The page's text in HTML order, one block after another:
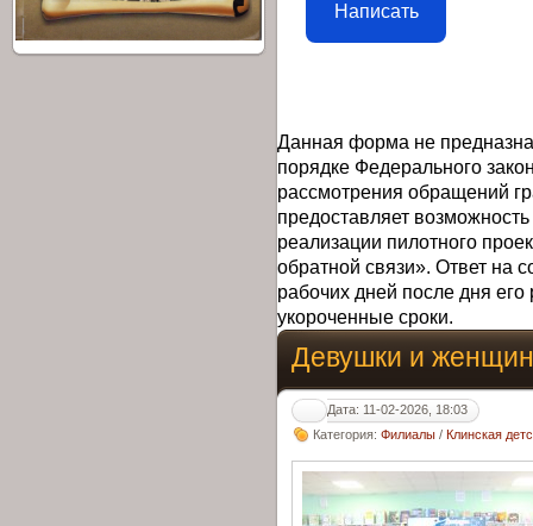
Написать
Данная форма не
порядке Федерального
рассмотрения обращений
предоставляет
реализации пилотного
обратной связи». Ответ на
рабочих дней после дня
укороченные сроки.
Девушки и
Дата: 11-02-2026, 18:03
Категория: Филиалы / Клинская